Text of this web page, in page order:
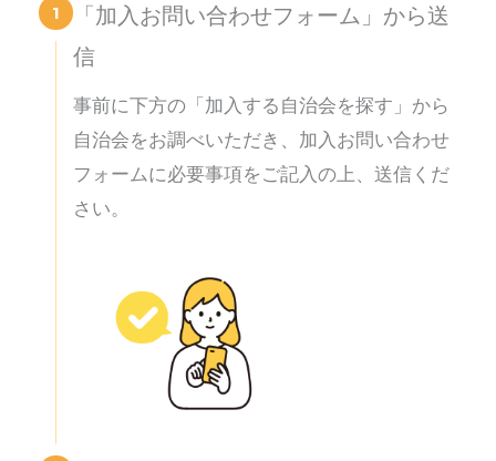
1
「加入お問い合わせフォーム」から送
信
事前に下方の「加入する自治会を探す」から
自治会をお調べいただき、加入お問い合わせ
フォームに必要事項をご記入の上、送信くだ
さい。